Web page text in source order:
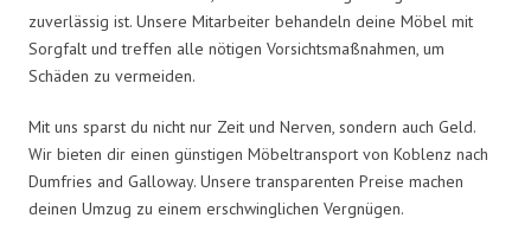
zuverlässig ist. Unsere Mitarbeiter behandeln deine Möbel mit
Sorgfalt und treffen alle nötigen Vorsichtsmaßnahmen, um
Schäden zu vermeiden.
Mit uns sparst du nicht nur Zeit und Nerven, sondern auch Geld.
Wir bieten dir einen günstigen Möbeltransport von Koblenz nach
Dumfries and Galloway. Unsere transparenten Preise machen
deinen Umzug zu einem erschwinglichen Vergnügen.